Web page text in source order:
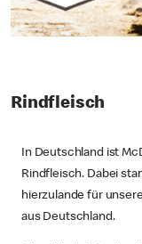
Rindfleisch
In Deutschland ist
Rindfleisch. Dabei
hierzulande für
aus Deutschland.